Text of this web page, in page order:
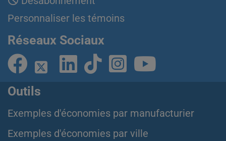
Personnaliser les témoins
Réseaux Sociaux
Outils
Exemples d'économies par manufacturier
Exemples d'économies par ville